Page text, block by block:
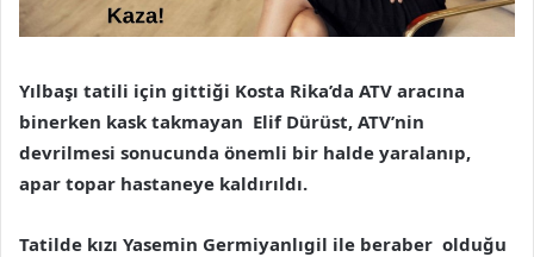
Yılbaşı tatili için gittiği Kosta Rika’da ATV aracına
binerken kask takmayan Elif Dürüst, ATV’nin
devrilmesi sonucunda önemli bir halde yaralanıp,
apar topar hastaneye kaldırıldı.
Tatilde kızı Yasemin Germiyanlıgil ile beraber olduğu